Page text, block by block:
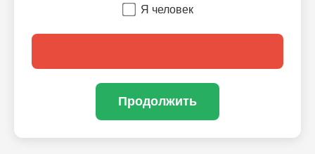
Я человек
Продолжить